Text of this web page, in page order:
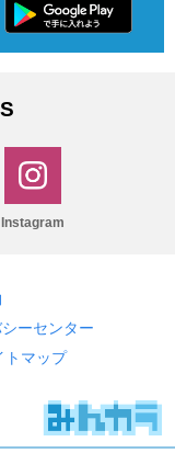
Instagram
ーセンター
トマップ